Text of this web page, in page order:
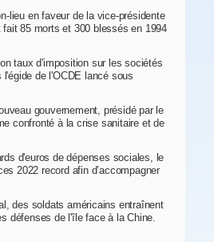
lieu en faveur de la vice-présidente
85 morts et 300 blessés en 1994
taux d'imposition sur les sociétés
de l'OCDE lancé sous
gouvernement, présidé par le
confronté à la crise sanitaire et de
d'euros de dépenses sociales, le
2022 record afin d’accompagner
des soldats américains entraînent
défenses de l'île face à la Chine.